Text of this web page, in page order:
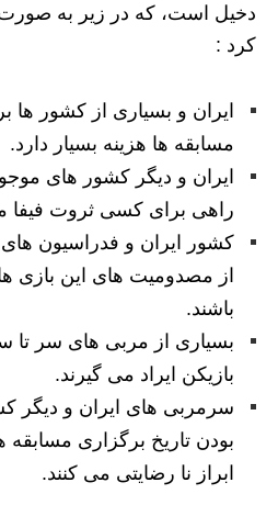
دخیل است، که در زیر به
کرد :
ایران و بسیاری از کشور ها
مسابقه ها هزینه بسیار دارد.
ایران و دیگر کشور های
راهی برای کسی ثروت فیفا
کشور ایران و فدراسیون
از مصدومیت های این بازی
باشند.
بسیاری از مربی های سر تا
بازیکن ایراد می گیرند.
سرمربی های ایران و دیگر
بودن تاریخ برگزاری مسابقه
ابراز نا رضایتی می کنند.